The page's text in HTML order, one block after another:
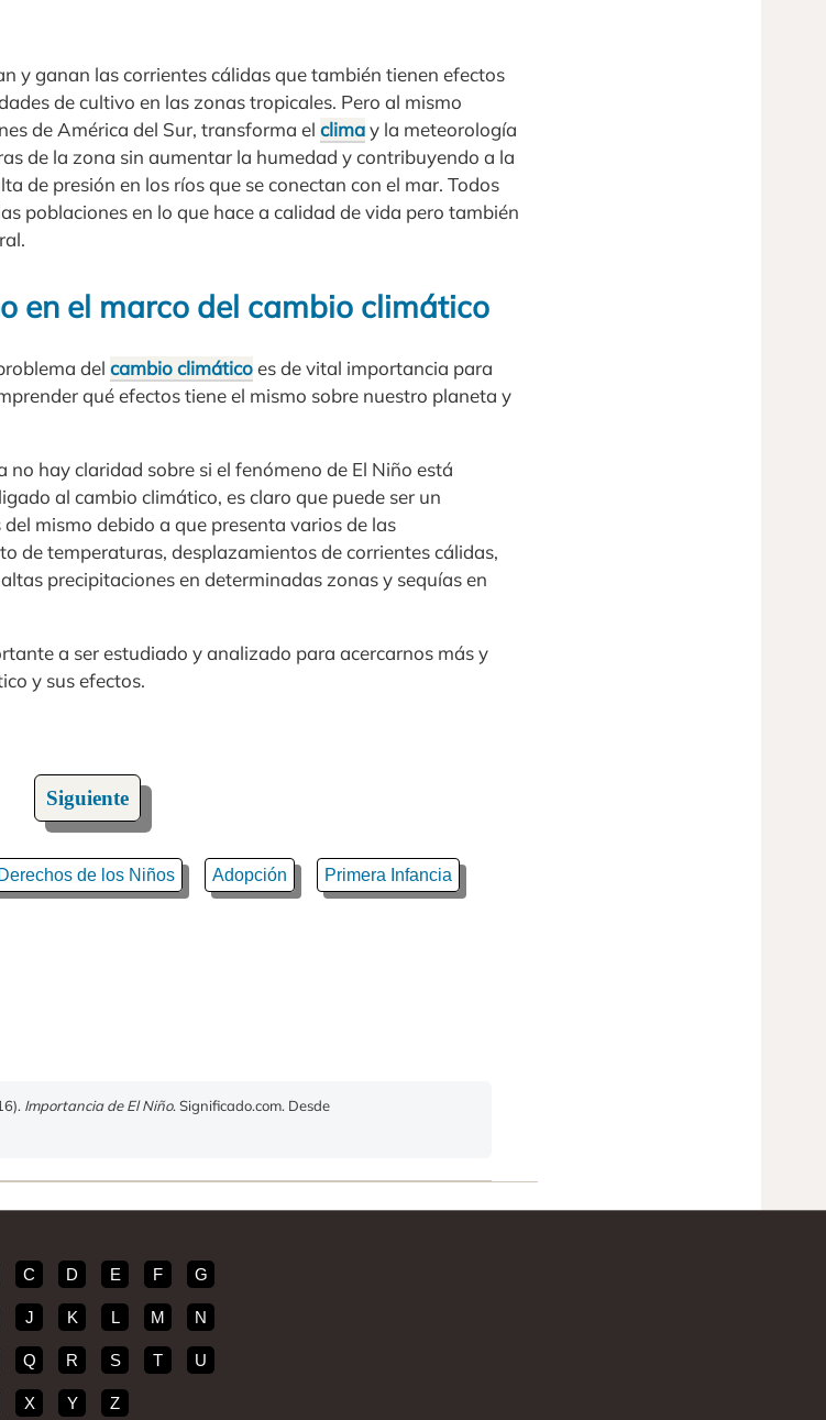
y ganan las corrientes cálidas que también tienen efectos
de cultivo en las zonas tropicales. Pero al mismo
de América del Sur, transforma el climay la meteorología
de la zona sin aumentar la humedad y contribuyendo a la
de presión en los ríos que se conectan con el mar. Todos
poblaciones en lo que hace a calidad de vida pero también
en el marco del cambio climático
del cambio climáticoes de vital importancia para
qué efectos tiene el mismo sobre nuestro planeta y
no hay claridad sobre si el fenómeno de El Niño está
al cambio climático, es claro que puede ser un
mismo debido a que presenta varios de las
de temperaturas, desplazamientos de corrientes cálidas,
precipitaciones en determinadas zonas y sequías en
a ser estudiado y analizado para acercarnos más y
y sus efectos.
Siguiente
Derechos de los Niños Adopción Primera Infancia
Importancia de El Niño. Significado.com. Desde
C D E F G
J K L M N
Q R S T U
X Y Z